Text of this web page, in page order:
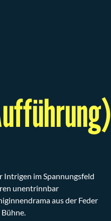
im Spannungsfeld
unentrinnbar
aus der Feder